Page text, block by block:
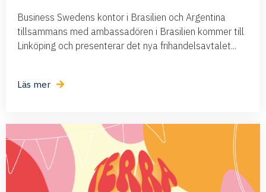
Business Swedens kontor i Brasilien och Argentina
tillsammans med ambassadören i Brasilien kommer till
Linköping och presenterar det nya frihandelsavtalet...
Läs mer